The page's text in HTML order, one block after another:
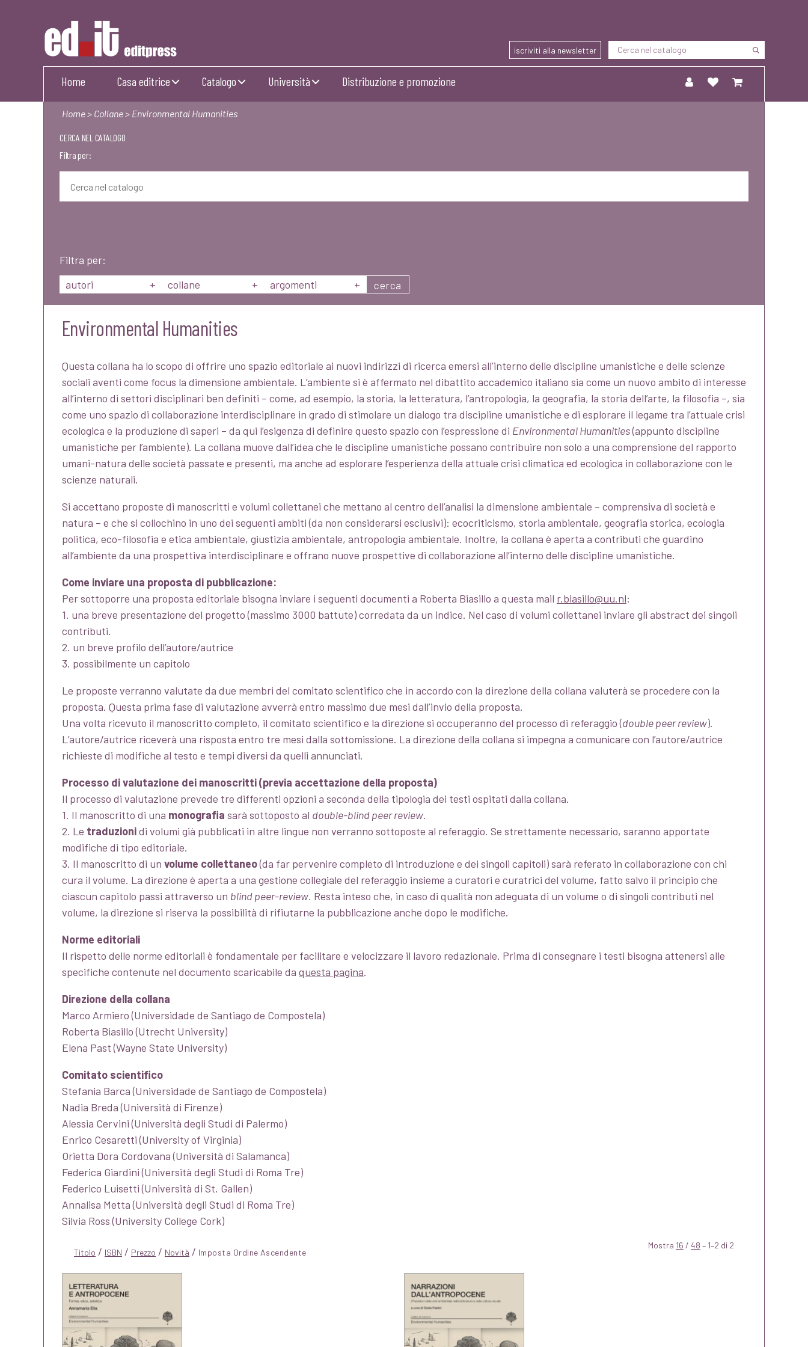
Editpress
iscriviti alla newsletter
Home Casa editrice Catalogo Università Distribuzione e promozione
Home> Collane> Environmental Humanities
CERCA NEL CATALOGO
Filtra per:
Filtra per:
autori
+ collane + argomenti + cerca
Environmental Humanities
Questa collana ha lo scopo di offrire uno spazio editoriale ai nuovi indirizzi di ricerca emersi all’interno delle discipline umanistiche e delle scienze
sociali aventi come focus la dimensione ambientale. L’ambiente si è affermato nel dibattito accademico italiano sia come un nuovo ambito di interesse
all’interno di settori disciplinari ben definiti – come, ad esempio, la storia, la letteratura, l’antropologia, la geografia, la storia dell’arte, la filosofia –, sia
come uno spazio di collaborazione interdisciplinare in grado di stimolare un dialogo tra discipline umanistiche e di esplorare il legame tra l’attuale crisi
ecologica e la produzione di saperi – da qui l’esigenza di definire questo spazio con l’espressione di Environmental Humanities(appunto discipline
umanistiche per l’ambiente). La collana muove dall’idea che le discipline umanistiche possano contribuire non solo a una comprensione del rapporto
umani-natura delle società passate e presenti, ma anche ad esplorare l’esperienza della attuale crisi climatica ed ecologica in collaborazione con le
scienze naturali.
Si accettano proposte di manoscritti e volumi collettanei che mettano al centro dell’analisi la dimensione ambientale – comprensiva di società e
natura – e che si collochino in uno dei seguenti ambiti (da non considerarsi esclusivi): ecocriticismo, storia ambientale, geografia storica, ecologia
politica, eco-filosofia e etica ambientale, giustizia ambientale, antropologia ambientale. Inoltre, la collana è aperta a contributi che guardino
all’ambiente da una prospettiva interdisciplinare e offrano nuove prospettive di collaborazione all’interno delle discipline umanistiche.
Come inviare una proposta di pubblicazione:
Per sottoporre una proposta editoriale bisogna inviare i seguenti documenti a Roberta Biasillo a questa mail r.biasillo@uu.nl:
1. una breve presentazione del progetto (massimo 3000 battute) corredata da un indice. Nel caso di volumi collettanei inviare gli abstract dei singoli
contributi.
2. un breve profilo dell’autore/autrice
3. possibilmente un capitolo
Le proposte verranno valutate da due membri del comitato scientifico che in accordo con la direzione della collana valuterà se procedere con la
proposta. Questa prima fase di valutazione avverrà entro massimo due mesi dall’invio della proposta.
Una volta ricevuto il manoscritto completo, il comitato scientifico e la direzione si occuperanno del processo di referaggio (double peer review).
L’autore/autrice riceverà una risposta entro tre mesi dalla sottomissione. La direzione della collana si impegna a comunicare con l’autore/autrice
richieste di modifiche al testo e tempi diversi da quelli annunciati.
Processo di valutazione dei manoscritti (previa accettazione della proposta)
Il processo di valutazione prevede tre differenti opzioni a seconda della tipologia dei testi ospitati dalla collana.
1. Il manoscritto di una monografia sarà sottoposto al double-blind peer review.
2. Le traduzionidi volumi già pubblicati in altre lingue non verranno sottoposte al referaggio. Se strettamente necessario, saranno apportate
modifiche di tipo editoriale.
3. Il manoscritto di un volume collettaneo(da far pervenire completo di introduzione e dei singoli capitoli) sarà referato in collaborazione con chi
cura il volume. La direzione è aperta a una gestione collegiale del referaggio insieme a curatori e curatrici del volume, fatto salvo il principio che
ciascun capitolo passi attraverso un blind peer-review. Resta inteso che, in caso di qualità non adeguata di un volume o di singoli contributi nel
volume, la direzione si riserva la possibilità di rifiutarne la pubblicazione anche dopo le modifiche.
Norme editoriali
Il rispetto delle norme editoriali è fondamentale per facilitare e velocizzare il lavoro redazionale. Prima di consegnare i testi bisogna attenersi alle
specifiche contenute nel documento scaricabile da questa pagina.
Direzione della collana
Marco Armiero (Universidade de Santiago de Compostela)
Roberta Biasillo (Utrecht University)
Elena Past (Wayne State University)
Comitato scientifico
Stefania Barca (Universidade de Santiago de Compostela)
Nadia Breda (Università di Firenze)
Alessia Cervini (Università degli Studi di Palermo)
Enrico Cesaretti (University of Virginia)
Orietta Dora Cordovana (Università di Salamanca)
Federica Giardini (Università degli Studi di Roma Tre)
Federico Luisetti (Università di St. Gallen)
Annalisa Metta (Università degli Studi di Roma Tre)
Silvia Ross (University College Cork)
Titolo / ISBN / Prezzo / Novità / Mostra 16 / 48 – 1–2 di 2